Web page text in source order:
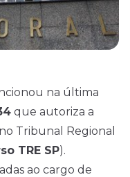
na última
que autoriza a
Tribunal Regional
TRE SP).
ao cargo de